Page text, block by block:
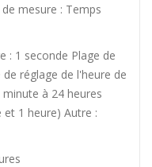
mesure : Temps
: 1 seconde Plage de
réglage de l'heure de
à 24 heures
1 heure) Autre :